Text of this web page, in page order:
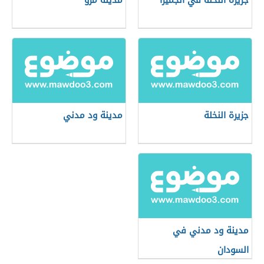
جزيرة النخلة مدينة ود مدني
مدينة ود مدني في
السودان